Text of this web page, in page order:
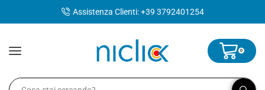
Assistenza Clienti: +39 3792401254
0